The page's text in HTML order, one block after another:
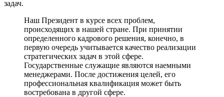
задач.
Наш Президент в курсе всех проблем,
происходящих в нашей стране. При принятии
определенного кадрового решения, конечно, в
первую очередь учитывается качество реализации
стратегических задач в этой сфере.
Государственные служащие являются наемными
менеджерами. После достижения целей, его
профессиональная квалификация может быть
востребована ​​в другой сфере.